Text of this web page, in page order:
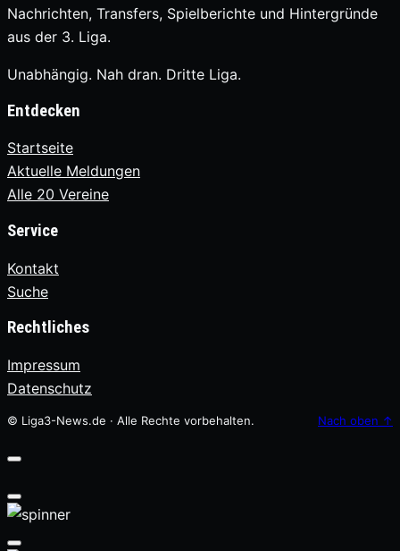
Nachrichten, Transfers, Spielberichte und Hintergründe
aus der 3. Liga.
Unabhängig. Nah dran. Dritte Liga.
Entdecken
Startseite
Aktuelle Meldungen
Alle 20 Vereine
Service
Kontakt
Suche
Rechtliches
Impressum
Datenschutz
© Liga3-News.de · Alle Rechte vorbehalten. Nach oben ↑